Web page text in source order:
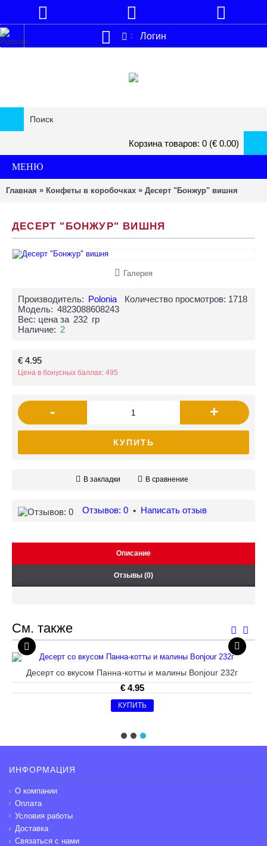
: Логин
Корзина товаров: 0 (€ 0.00)
МЕНЮ
Главная » Конфеты в кoробочках » Деcерт "Бонжур" вишня
ДЕCЕРТ "БОНЖУР" ВИШНЯ
Галерея
Количество просмотров: 1718
Производитель: Polonia
Модель: 4823088608243
Вес: цена за 232 гр
Наличие: 2
€ 4.95
Цена в бонусных баллах: 495
- +
КУПИТЬ
В закладки В сравнение
Отзывов: 0 • Написать отзыв
Описание
Отзывы (0)
См. также
Десерт со вкусом Панна-котты и малины Bonjour 232г
€ 4.95
КУПИТЬ
ИНФОРМАЦИЯ
О компании
Оплата
Условия работы
Доставка
Связаться с нами